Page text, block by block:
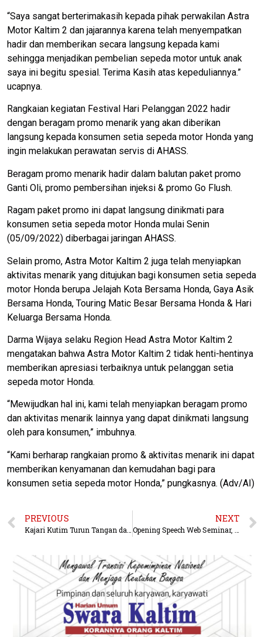
“Saya sangat berterimakasih kepada pihak perwakilan Astra
Motor Kaltim 2 dan jajarannya karena telah menyempatkan
hadir dan memberikan secara langsung kepada kami
sehingga menjadikan pembelian sepeda motor untuk anak
saya ini begitu spesial. Terima Kasih atas kepeduliannya.”
ucapnya.
Rangkaian kegiatan Festival Hari Pelanggan 2022 hadir
dengan beragam promo menarik yang akan diberikan
langsung kepada konsumen setia sepeda motor Honda yang
ingin melakukan perawatan servis di AHASS.
Beragam promo menarik hadir dalam balutan paket promo
Ganti Oli, promo pembersihan injeksi & promo Go Flush.
Ragam paket promo ini dapat langsung dinikmati para
konsumen setia sepeda motor Honda mulai Senin
(05/09/2022) diberbagai jaringan AHASS.
Selain promo, Astra Motor Kaltim 2 juga telah menyiapkan
aktivitas menarik yang ditujukan bagi konsumen setia sepeda
motor Honda berupa Jelajah Kota Bersama Honda, Gaya Asik
Bersama Honda, Touring Matic Besar Bersama Honda & Hari
Keluarga Bersama Honda.
Darma Wijaya selaku Region Head Astra Motor Kaltim 2
mengatakan bahwa Astra Motor Kaltim 2 tidak henti-hentinya
memberikan apresiasi terbaiknya untuk pelanggan setia
sepeda motor Honda.
“Mewijudkan hal ini, kami telah menyiapkan beragam promo
dan aktivitas menarik lainnya yang dapat dinikmati langsung
oleh para konsumen,” imbuhnya.
“Kami berharap rangkaian promo & aktivitas menarik ini dapat
memberikan kenyamanan dan kemudahan bagi para
konsumen setia sepeda motor Honda,” pungkasnya. (Adv/AI)
PREVIOUS NEXT